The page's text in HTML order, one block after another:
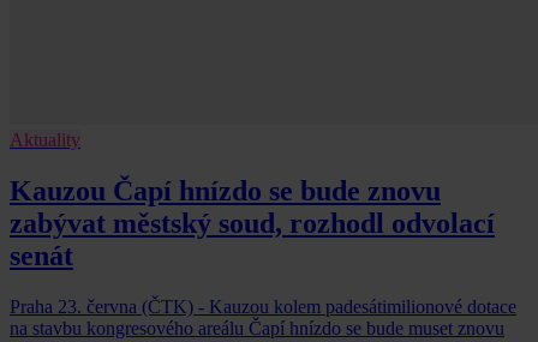
Aktuality
Kauzou Čapí hnízdo se bude znovu
zabývat městský soud, rozhodl odvolací
senát
Praha 23. června (ČTK) - Kauzou kolem padesátimilionové dotace
na stavbu kongresového areálu Čapí hnízdo se bude muset znovu